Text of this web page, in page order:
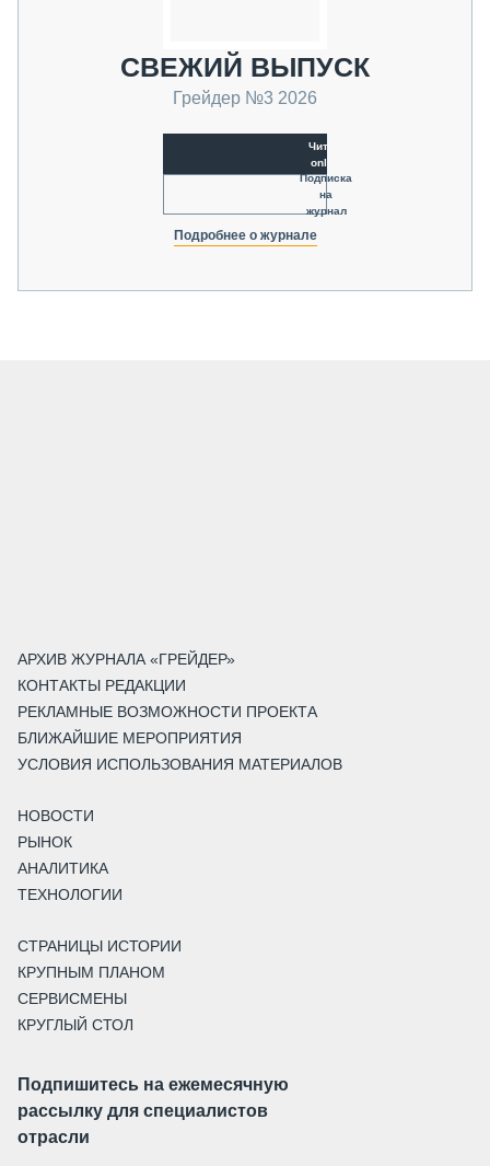
СВЕЖИЙ ВЫПУСК
Грейдер №3 2026
Читать
online
Подписка
на
журнал
Подробнее о журнале
АРХИВ ЖУРНАЛА «ГРЕЙДЕР»
КОНТАКТЫ РЕДАКЦИИ
РЕКЛАМНЫЕ ВОЗМОЖНОСТИ ПРОЕКТА
БЛИЖАЙШИЕ МЕРОПРИЯТИЯ
УСЛОВИЯ ИСПОЛЬЗОВАНИЯ МАТЕРИАЛОВ
НОВОСТИ
РЫНОК
АНАЛИТИКА
ТЕХНОЛОГИИ
СТРАНИЦЫ ИСТОРИИ
КРУПНЫМ ПЛАНОМ
СЕРВИСМЕНЫ
КРУГЛЫЙ СТОЛ
Подпишитесь на ежемесячную
рассылку для специалистов
отрасли